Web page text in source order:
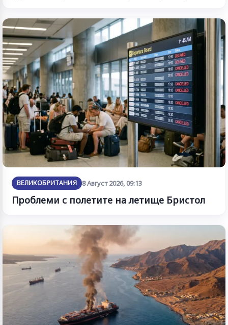
ВЕЛИКОБРИТАНИЯ 8 Август 2026, 09:13
Проблеми с полетите на летище Бристол